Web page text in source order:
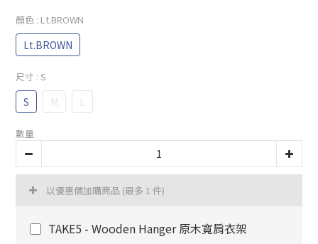
顏色 : Lt.BROWN
Lt.BROWN
尺寸 : S
S M L
數量
以優惠價加購商品 (最多 1 件)
TAKE5 - Wooden Hanger 原木寬肩衣架